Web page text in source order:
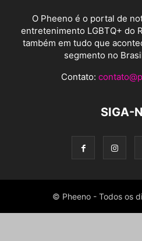
O Pheeno é o portal de
entretenimento LGBTQ+ do
também em tudo que
segmento no
Contato:
SIGA-
© Pheeno - Todos os